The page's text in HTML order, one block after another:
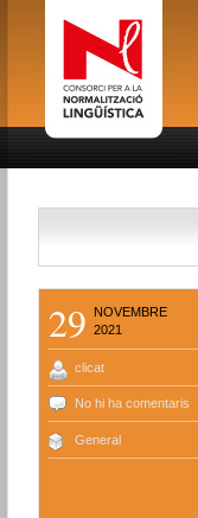
29
NOVEMBRE
2021
clicat
No hi ha comentaris
General